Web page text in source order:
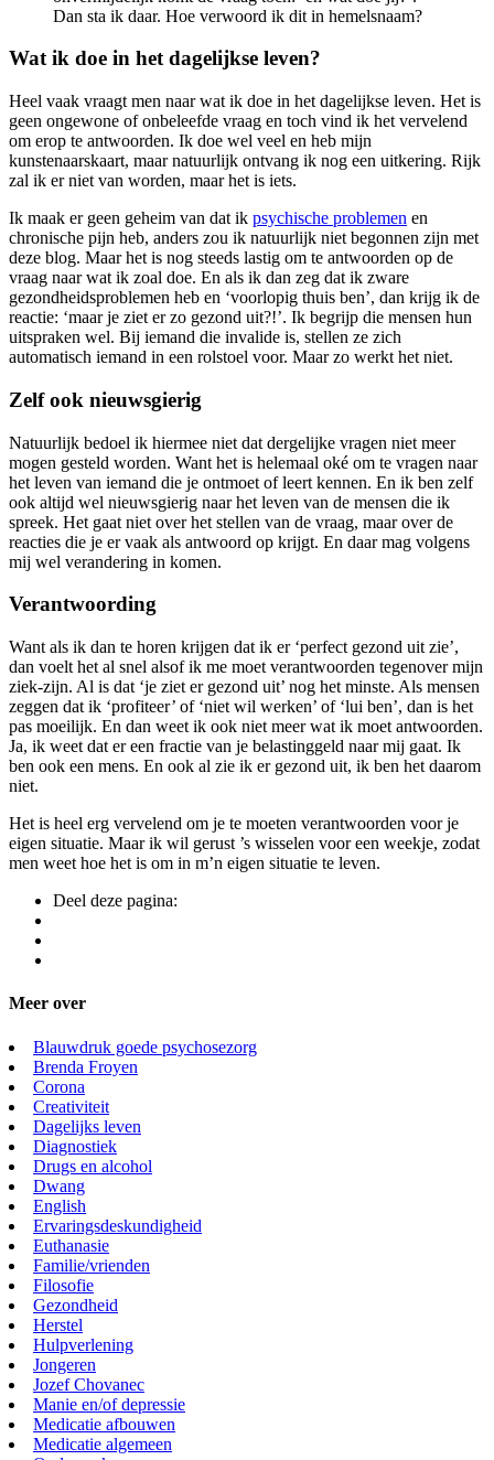
Dan sta ik daar. Hoe verwoord ik dit in hemelsnaam?
Wat ik doe in het dagelijkse leven?
Heel vaak vraagt men naar wat ik doe in het dagelijkse leven. Het is
geen ongewone of onbeleefde vraag en toch vind ik het vervelend
om erop te antwoorden. Ik doe wel veel en heb mijn
kunstenaarskaart, maar natuurlijk ontvang ik nog een uitkering. Rijk
zal ik er niet van worden, maar het is iets.
Ik maak er geen geheim van dat ik psychische problemen en
chronische pijn heb, anders zou ik natuurlijk niet begonnen zijn met
deze blog. Maar het is nog steeds lastig om te antwoorden op de
vraag naar wat ik zoal doe. En als ik dan zeg dat ik zware
gezondheidsproblemen heb en ‘voorlopig thuis ben’, dan krijg ik de
reactie: ‘maar je ziet er zo gezond uit?!’. Ik begrijp die mensen hun
uitspraken wel. Bij iemand die invalide is, stellen ze zich
automatisch iemand in een rolstoel voor. Maar zo werkt het niet.
Zelf ook nieuwsgierig
Natuurlijk bedoel ik hiermee niet dat dergelijke vragen niet meer
mogen gesteld worden. Want het is helemaal oké om te vragen naar
het leven van iemand die je ontmoet of leert kennen. En ik ben zelf
ook altijd wel nieuwsgierig naar het leven van de mensen die ik
spreek. Het gaat niet over het stellen van de vraag, maar over de
reacties die je er vaak als antwoord op krijgt. En daar mag volgens
mij wel verandering in komen.
Verantwoording
Want als ik dan te horen krijgen dat ik er ‘perfect gezond uit zie’,
dan voelt het al snel alsof ik me moet verantwoorden tegenover mijn
ziek-zijn. Al is dat ‘je ziet er gezond uit’ nog het minste. Als mensen
zeggen dat ik ‘profiteer’ of ‘niet wil werken’ of ‘lui ben’, dan is het
pas moeilijk. En dan weet ik ook niet meer wat ik moet antwoorden.
Ja, ik weet dat er een fractie van je belastinggeld naar mij gaat. Ik
ben ook een mens. En ook al zie ik er gezond uit, ik ben het daarom
niet.
Het is heel erg vervelend om je te moeten verantwoorden voor je
eigen situatie. Maar ik wil gerust ’s wisselen voor een weekje, zodat
men weet hoe het is om in m’n eigen situatie te leven.
Deel deze pagina:
Meer over
Blauwdruk goede psychosezorg
Brenda Froyen
Corona
Creativiteit
Dagelijks leven
Diagnostiek
Drugs en alcohol
Dwang
English
Ervaringsdeskundigheid
Euthanasie
Familie/vrienden
Filosofie
Gezondheid
Herstel
Hulpverlening
Jongeren
Jozef Chovanec
Manie en/of depressie
Medicatie afbouwen
Medicatie algemeen